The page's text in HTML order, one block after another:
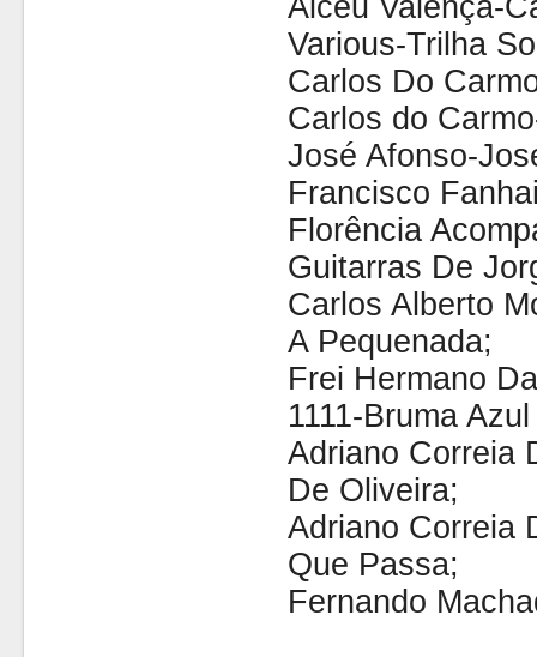
Alceu Valença-
Various-Trilha
Carlos Do
Carlos do
José Afonso-
Francisco
Florência
Guitarras De
Carlos Alberto
A Pequenada;
Frei Hermano
1111-Bruma
Adriano Correia
De Oliveira;
Adriano Correia
Que Passa;
Fernando